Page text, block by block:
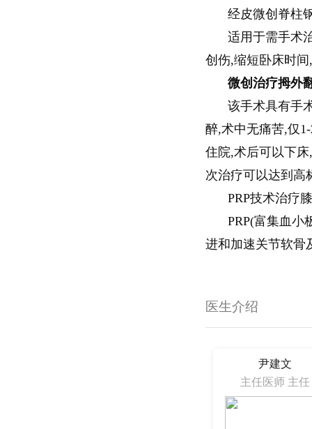
经皮微创脊柱
适用于需手术
创伤,缩短卧床时
微创治疗拇外
该手术具有手
醉,术中无痛苦,仅
住院,术后可以下
次治疗可以达到高
PRP技术治疗
PRP(富集血小
进和加速关节软骨
医生介绍
尹建文
主任医师 主任